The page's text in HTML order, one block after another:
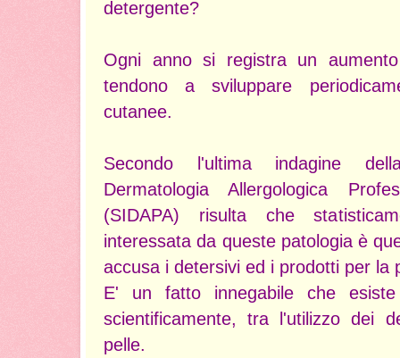
detergente?
Ogni anno si registra un
tendono a sviluppare
cutanee.
Secondo l'ultima indagine
Dermatologia Allergologica
(SIDAPA) risulta che
interessata da queste patologia è
accusa i detersivi ed i prodotti per la
E' un fatto innegabile che
scientificamente, tra l'utilizzo dei
pelle.